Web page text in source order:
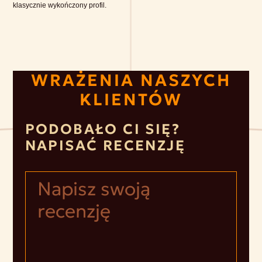
klasycznie wykończony profil.
WRAŻENIA NASZYCH
KLIENTÓW
PODOBAŁO CI SIĘ?
NAPISAĆ RECENZJĘ